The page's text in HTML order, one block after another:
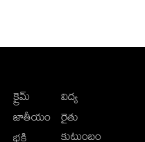
క్రైమ్
జాతీయం
భక్తి
విద్య
రైతు
కుటుంబం